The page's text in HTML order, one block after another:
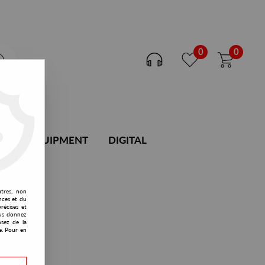
0 0
DJ EQUIPMENT DIGITAL
non
et du
et
donnez
de la
Pour en